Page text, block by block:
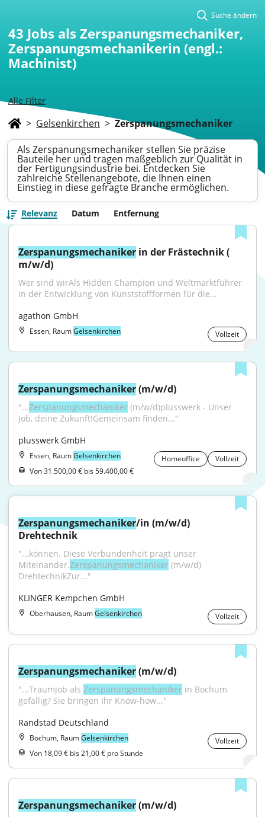
Alle Filter
Suche ändern
43 Jobs als Zerspanungsmechaniker,
Zerspanungsmechanikerin (engl.:
Machinist)
> Gelsenkirchen > Zerspanungsmechaniker
Als Zerspanungsmechaniker stellen Sie präzise
Bauteile her und tragen maßgeblich zur Qualität in
der Fertigungsindustrie bei. Entdecken Sie
zahlreiche Stellenangebote, die Ihnen einen
Einstieg in diese gefragte Branche ermöglichen.
Relevanz Datum Entfernung
Zerspanungsmechaniker in der Frästechnik (
m/w/d)
Wer sind wirAls Hidden Champion und Weltmarktführer
in der Entwicklung von Kunststoffformen für die...
agathon GmbH
Essen, RaumGelsenkirchen Vollzeit
Zerspanungsmechaniker (m/w/d)
"...Zerspanungsmechaniker (m/w/d)plusswerk - Unser
Job, deine Zukunft!Gemeinsam finden..."
plusswerk GmbH
Essen, RaumGelsenkirchen Homeoffice
Vollzeit
Von 31.500,00 € bis 59.400,00 €
Zerspanungsmechaniker/in (m/w/d)
Drehtechnik
"...können. Diese Verbundenheit prägt unser
Miteinander.Zerspanungsmechaniker (m/w/d)
DrehtechnikZur..."
KLINGER Kempchen GmbH
Oberhausen, RaumGelsenkirchen Vollzeit
Zerspanungsmechaniker (m/w/d)
"...Traumjob als Zerspanungsmechaniker in Bochum
gefällig? Sie bringen Ihr Know-how..."
Randstad Deutschland
Bochum, RaumGelsenkirchen
Vollzeit
Von 18,09 € bis 21,00 € pro Stunde
Zerspanungsmechaniker (m/w/d)